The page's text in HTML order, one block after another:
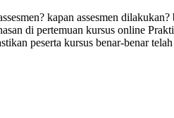
kapan assesmen
di pertemuan kursus online
peserta kursus benar-benar